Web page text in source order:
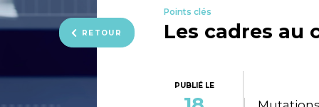
RETOUR
Points clés
Les cadres
PUBLIÉ LE